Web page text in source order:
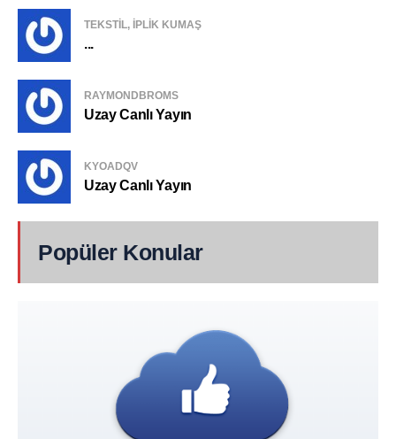
TEKSTIL, IPLIK KUMAŞ
...
RAYMONDBROMS
Uzay Canlı Yayın
KYOADQV
Uzay Canlı Yayın
Popüler Konular